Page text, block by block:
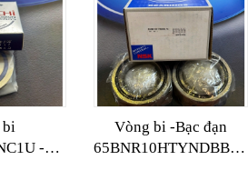
bi
-
Vòng bi -Bạc đạn
65BNR10HTYNDBBLP4